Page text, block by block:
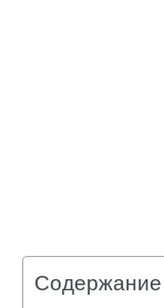
Содержание